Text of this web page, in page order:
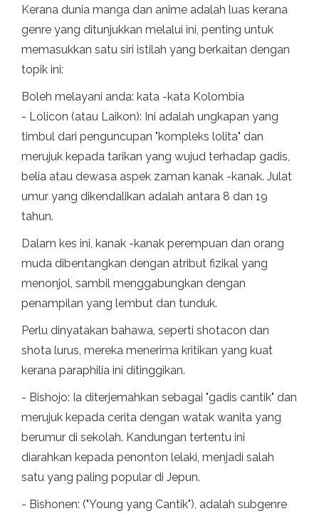
Kerana dunia manga dan anime adalah luas kerana
genre yang ditunjukkan melalui ini, penting untuk
memasukkan satu siri istilah yang berkaitan dengan
topik ini:
Boleh melayani anda: kata -kata Kolombia
- Lolicon (atau Laikon): Ini adalah ungkapan yang
timbul dari penguncupan "kompleks lolita" dan
merujuk kepada tarikan yang wujud terhadap gadis,
belia atau dewasa aspek zaman kanak -kanak. Julat
umur yang dikendalikan adalah antara 8 dan 19
tahun.
Dalam kes ini, kanak -kanak perempuan dan orang
muda dibentangkan dengan atribut fizikal yang
menonjol, sambil menggabungkan dengan
penampilan yang lembut dan tunduk.
Perlu dinyatakan bahawa, seperti shotacon dan
shota lurus, mereka menerima kritikan yang kuat
kerana paraphilia ini ditinggikan.
- Bishojo: Ia diterjemahkan sebagai "gadis cantik" dan
merujuk kepada cerita dengan watak wanita yang
berumur di sekolah. Kandungan tertentu ini
diarahkan kepada penonton lelaki, menjadi salah
satu yang paling popular di Jepun.
- Bishonen: ("Young yang Cantik"), adalah subgenre